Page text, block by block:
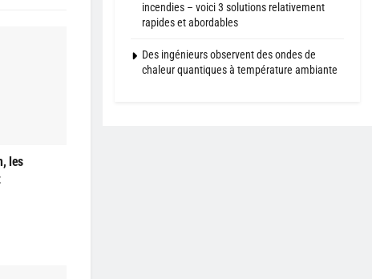
les
incendies – voici 3 solutions relativement
rapides et abordables
Des ingénieurs observent des ondes de
chaleur quantiques à température ambiante